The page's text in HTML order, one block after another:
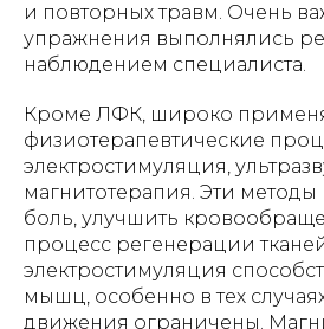
и повторных травм. Очень
упражнения выполнялись
наблюдением специалиста.
Кроме ЛФК, широко
физиотерапевтические
электростимуляция,
магнитотерапия. Эти методы
боль, улучшить
процесс регенерации
электростимуляция
мышц, особенно в тех
движения ограничены.